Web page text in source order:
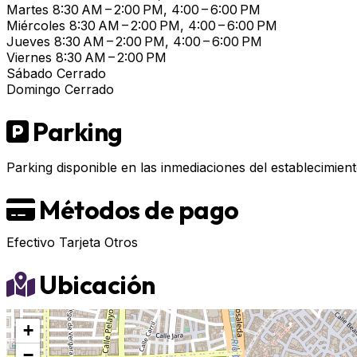
Martes 8:30 AM – 2:00 PM, 4:00 – 6:00 PM
Miércoles 8:30 AM – 2:00 PM, 4:00 – 6:00 PM
Jueves 8:30 AM – 2:00 PM, 4:00 – 6:00 PM
Viernes 8:30 AM – 2:00 PM
Sábado Cerrado
Domingo Cerrado
Parking
Parking disponible en las inmediaciones del
Métodos de pago
Efectivo Tarjeta Otros
Ubicación
+